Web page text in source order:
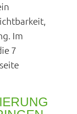
Im
7